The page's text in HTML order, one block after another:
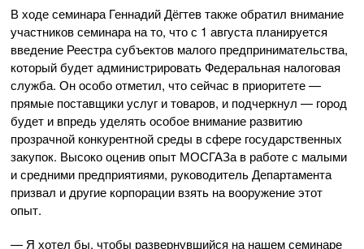
В ходе семинара Геннадий Дёгтев также обратил внимание
участников семинара на то, что с 1 августа планируется
введение Реестра субъектов малого предпринимательства,
который будет администрировать Федеральная налоговая
служба. Он особо отметил, что сейчас в приоритете —
прямые поставщики услуг и товаров, и подчеркнул — город
будет и впредь уделять особое внимание развитию
прозрачной конкурентной среды в сфере государственных
закупок. Высоко оценив опыт МОСГАЗа в работе с малыми
и средними предприятиями, руководитель Департамента
призвал и другие корпорации взять на вооружение этот
опыт.
— Я хотел бы, чтобы развернувшийся на нашем семинаре